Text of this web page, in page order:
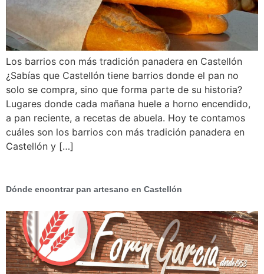
Los barrios con más tradición panadera en Castellón
¿Sabías que Castellón tiene barrios donde el pan no
solo se compra, sino que forma parte de su historia?
Lugares donde cada mañana huele a horno encendido,
a pan reciente, a recetas de abuela. Hoy te contamos
cuáles son los barrios con más tradición panadera en
Castellón y […]
Dónde encontrar pan artesano en Castellón